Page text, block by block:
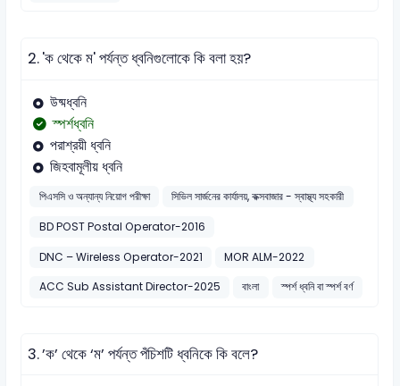
2.'ক থেকে ম' পর্যন্ত ধ্বনিগুলোকে কি বলা হয়?
উষ্মধ্বনি
স্পর্শধ্বনি
পরাশ্রয়ী ধ্বনি
জিহবামূলীয় ধ্বনি
পিএসসি ও অন্যান্য নিয়োগ পরীক্ষা
সিভিল সার্জনের কার্যালয়, কক্সবাজার - স্বাস্থ্য সহকারী
BD POST Postal Operator-2016
DNC – Wireless Operator-2021
MOR ALM-2022
ACC Sub Assistant Director-2025
বাংলা স্পর্শ ধ্বনি বা স্পর্শ বর্ণ
3.’ক’ থেকে ‘ম’ পর্যন্ত পঁচিশটি ধ্বনিকে কি বলে?